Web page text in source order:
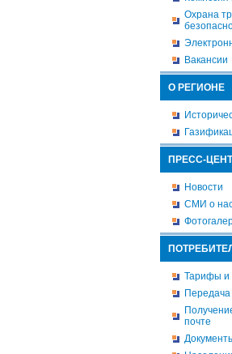
Охрана
Вакансии
О РЕГИОНЕ
ПРЕСС-
Новости
СМИ о
Тарифы и
Передача
почте